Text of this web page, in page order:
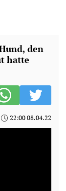
den
hatte
22:00 08.04.22